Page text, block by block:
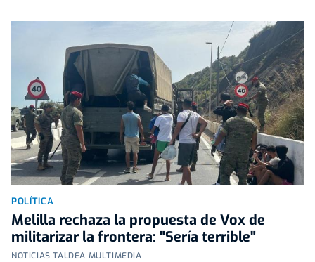
POLÍTICA
Melilla rechaza la propuesta de Vox de
militarizar la frontera: "Sería terrible"
NOTICIAS TALDEA MULTIMEDIA